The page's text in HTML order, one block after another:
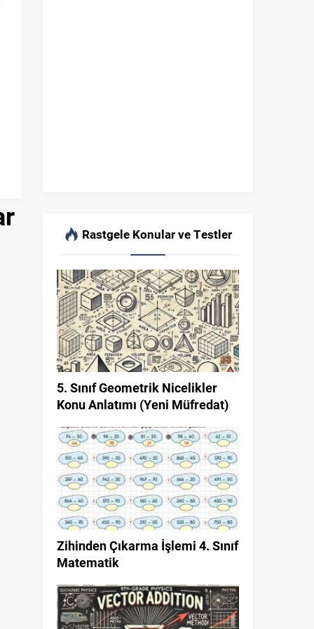
Rastgele Konular ve Testler
5. Sınıf Geometrik Nicelikler
Konu Anlatımı (Yeni Müfredat)
Zihinden Çıkarma İşlemi 4. Sınıf
Matematik